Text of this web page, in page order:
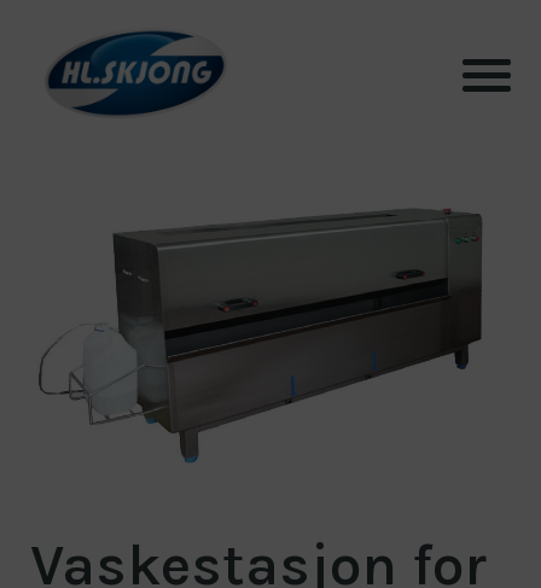
Testhall og lab
Bærekraft
Om oss
Vaskestasjon for